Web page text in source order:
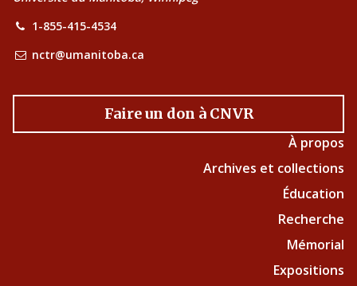
1-855-415-4534
nctr@umanitoba.ca
Faire un don à CNVR
À propos
Archives et collections
Éducation
Recherche
Mémorial
Expositions